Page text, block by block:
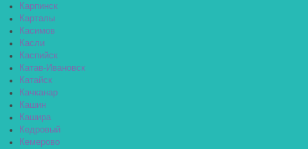
Карпинск
Карталы
Касимов
Касли
Каспийск
Катав-Ивановск
Катайск
Качканар
Кашин
Кашира
Кедровый
Кемерово